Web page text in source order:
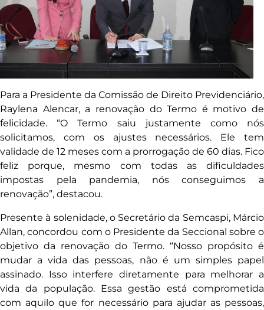
Para a Presidente da Comissão de Direito Previdenciário,
Raylena Alencar, a renovação do Termo é motivo de
felicidade. “O Termo saiu justamente como nós
solicitamos, com os ajustes necessários. Ele tem
validade de 12 meses com a prorrogação de 60 dias. Fico
feliz porque, mesmo com todas as dificuldades
impostas pela pandemia, nós conseguimos a
renovação”, destacou.
Presente à solenidade, o Secretário da Semcaspi, Márcio
Allan, concordou com o Presidente da Seccional sobre o
objetivo da renovação do Termo. “Nosso propósito é
mudar a vida das pessoas, não é um simples papel
assinado. Isso interfere diretamente para melhorar a
vida da população. Essa gestão está comprometida
com aquilo que for necessário para ajudar as pessoas,